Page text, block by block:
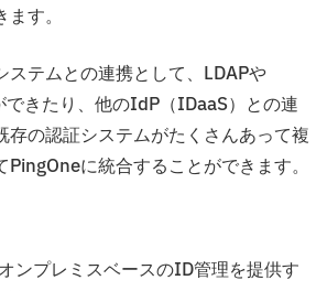
す。
ステムとの連携として、LDAPや
できたり、他のIdP（IDaaS）との連
存の認証システムがたくさんあって複
に統合することができます。
ンプレミスベースのID管理を提供す